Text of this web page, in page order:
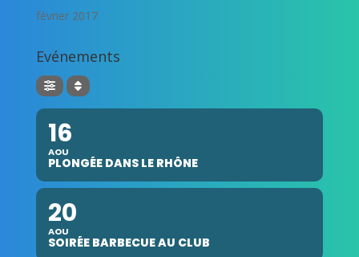
février 2017
Evénements
16
AOU
PLONGÉE DANS LE RHÔNE
20
AOU
SOIRÉE BARBECUE AU CLUB